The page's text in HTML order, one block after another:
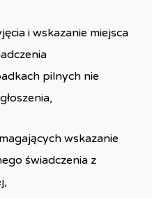
i wskazanie miejsca
pilnych nie
wskazanie
świadczenia z